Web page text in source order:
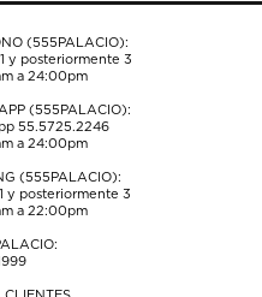
(555PALACIO):
y posteriormente 3
a 24:00pm
(555PALACIO):
55.5725.2246
a 24:00pm
(555PALACIO):
y posteriormente 3
a 22:00pm